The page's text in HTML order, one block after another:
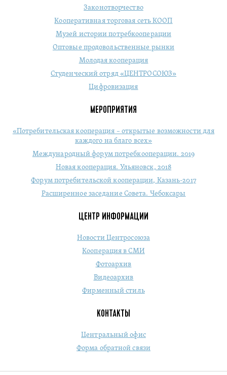
Законотворчество
Кооперативная торговая сеть КООП
Музей истории потребкооперации
Оптовые продовольственные рынки
Молодая кооперация
Студенческий отряд «ЦЕНТРОСОЮЗ»
Цифровизация
МЕРОПРИЯТИЯ
«Потребительская кооперация – открытые возможности для
каждого на благо всех»
Международный форум потребкооперации. 2019
Новая кооперация. Ульяновск, 2018
Форум потребительской кооперации, Казань-2017
Расширенное заседание Совета. Чебоксары
ЦЕНТР ИНФОРМАЦИИ
Новости Центросоюза
Кооперация в СМИ
Фотоархив
Видеоархив
Фирменный стиль
КОНТАКТЫ
Центральный офис
Форма обратной связи